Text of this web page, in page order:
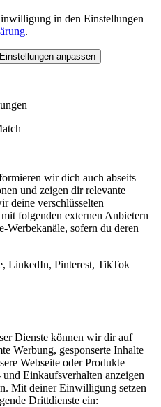
in den Einstellungen
.
Einstellungen anpassen
wir dich auch abseits
und zeigen dir relevante
deine verschlüsselten
folgenden externen Anbietern
Werbekanäle, sofern du deren
LinkedIn, Pinterest, TikTok
Dienste können wir dir auf
Werbung, gesponserte Inhalte
Webseite oder Produkte
Einkaufsverhalten anzeigen
Mit deiner Einwilligung setzen
Drittdienste ein: